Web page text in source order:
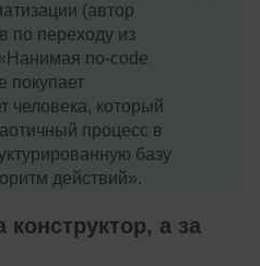
(автор
по переходу из
no-code
покупает
человека, который
процесс в
базу
действий».
конструктор, а за